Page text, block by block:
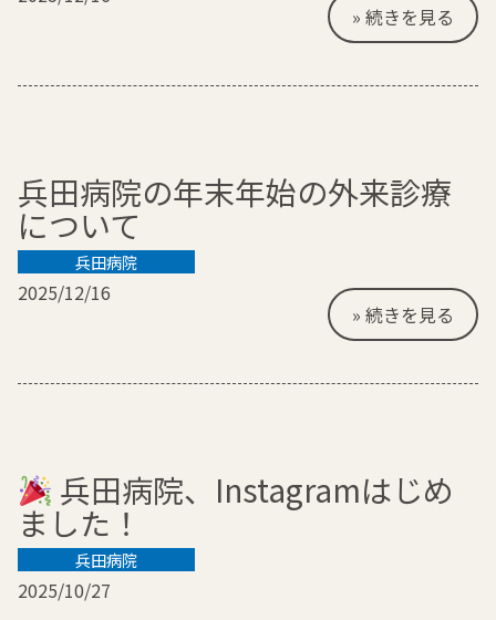
» 続きを見る
兵田病院の年末年始の外来診療
について
兵田病院
2025/12/16
» 続きを見る
兵田病院、Instagramはじめ
ました！
兵田病院
2025/10/27